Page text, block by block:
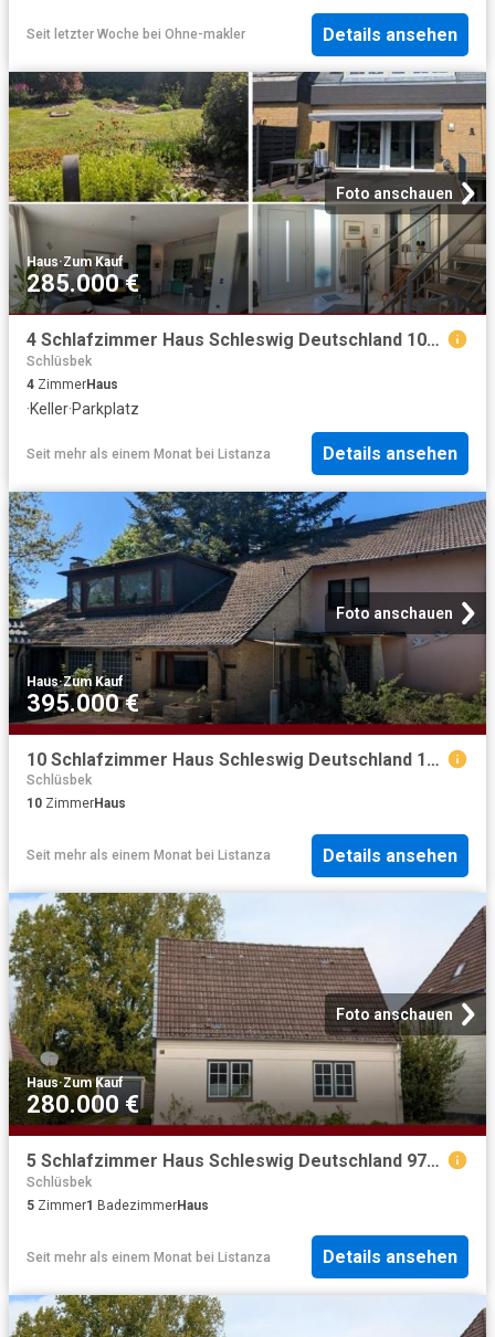
Seit letzter Woche bei Ohne-makler Details ansehen
Foto anschauen
Haus·Zum Kauf
285.000 €
4 Schlafzimmer Haus Schleswig Deutschland 103341769
Schlüsbek
4 ZimmerHaus
·Keller·Parkplatz
Seit mehr als einem Monat bei Listanza Details ansehen
Foto anschauen
Haus·Zum Kauf
395.000 €
10 Schlafzimmer Haus Schleswig Deutschland 103341767
Schlüsbek
10 ZimmerHaus
Seit mehr als einem Monat bei Listanza Details ansehen
Foto anschauen
Haus·Zum Kauf
280.000 €
5 Schlafzimmer Haus Schleswig Deutschland 97012230
Schlüsbek
5 Zimmer1 BadezimmerHaus
Seit mehr als einem Monat bei Listanza Details ansehen